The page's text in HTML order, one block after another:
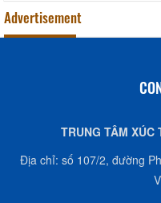
Advertisement
TRUNG TÂM XÚC
Địa chỉ: số 107/2, đường